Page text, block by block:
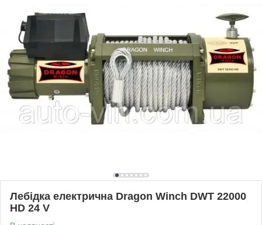
Лебідка електрична Dragon Winch DWT 22000
HD 24 V